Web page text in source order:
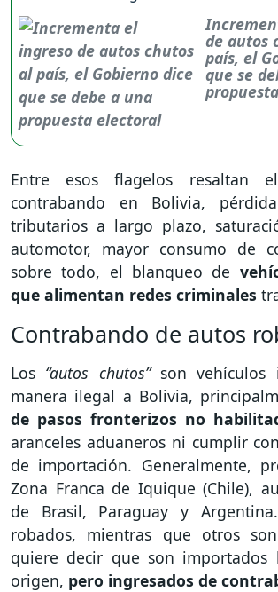
de autos
país, el
que se
Entre esos flagelos resaltan
contrabando en Bolivia,
tributarios a largo plazo,
automotor, mayor consumo de
sobre todo, el blanqueo de
que alimentan redes criminales
Contrabando de autos
Los “autos chutos”son vehículos
manera ilegal a Bolivia,
de pasos fronterizos no
aranceles aduaneros ni cumplir
de importación. Generalmente,
Zona Franca de Iquique (Chile),
de Brasil, Paraguay y
robados, mientras que otros son
quiere decir que son importados
origen, pero ingresados de